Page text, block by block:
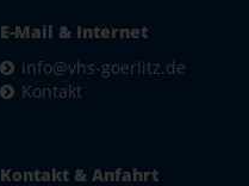
E-Mail & Internet
info@vhs-goerlitz.de
Kontakt
Kontakt & Anfahrt